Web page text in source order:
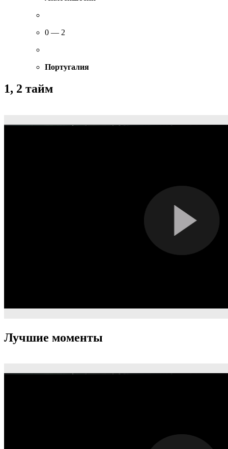
0 — 2
Португалия
1, 2 тайм
Лучшие моменты